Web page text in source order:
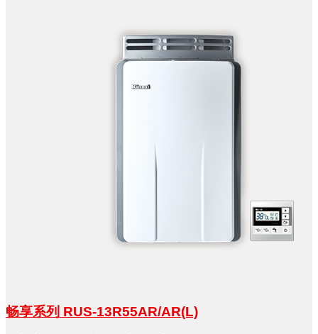
畅享系列 RUS-13R55AR/AR(L)